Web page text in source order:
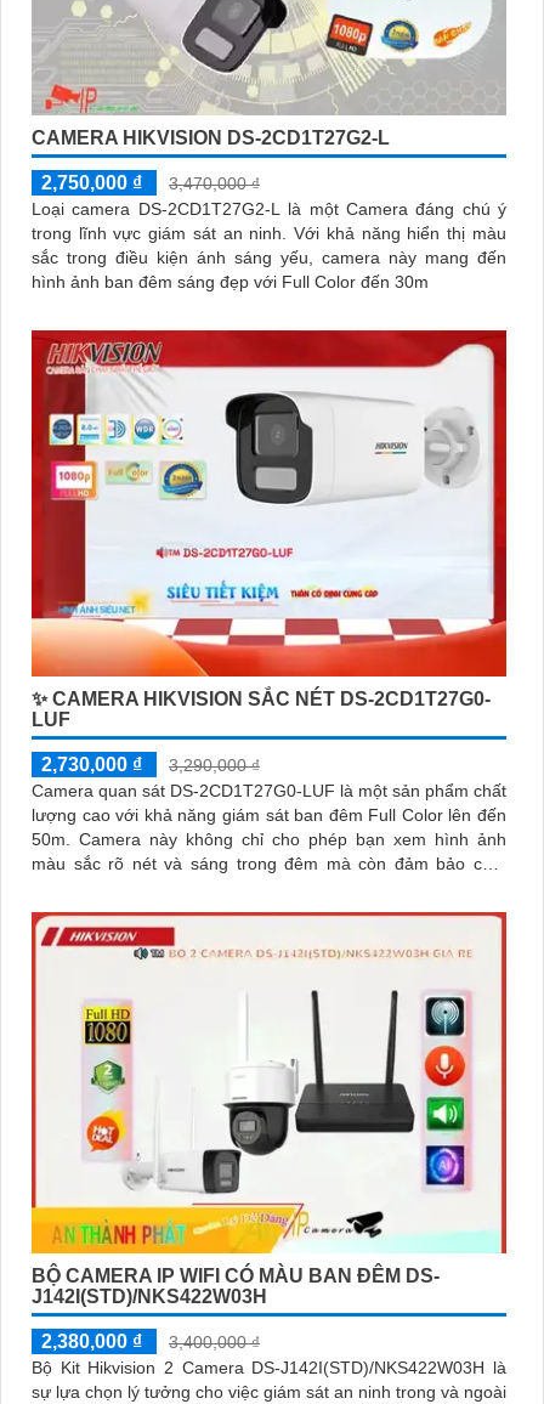
CAMERA HIKVISION DS-2CD1T27G2-L
2,750,000 ₫
3,470,000 ₫
Loại camera DS-2CD1T27G2-L là một Camera đáng chú ý
trong lĩnh vực giám sát an ninh. Với khả năng hiển thị màu
sắc trong điều kiện ánh sáng yếu, camera này mang đến
hình ảnh ban đêm sáng đẹp với Full Color đến 30m
✨ CAMERA HIKVISION SẮC NÉT DS-2CD1T27G0-
LUF
2,730,000 ₫
3,290,000 ₫
Camera quan sát DS-2CD1T27G0-LUF là một sản phẩm chất
lượng cao với khả năng giám sát ban đêm Full Color lên đến
50m. Camera này không chỉ cho phép bạn xem hình ảnh
màu sắc rõ nét và sáng trong đêm mà còn đảm bảo chất
BỘ CAMERA IP WIFI CÓ MÀU BAN ĐÊM DS-
J142I(STD)/NKS422W03H
2,380,000 ₫
3,400,000 ₫
Bộ Kit Hikvision 2 Camera DS-J142I(STD)/NKS422W03H là
sự lựa chọn lý tưởng cho việc giám sát an ninh trong và ngoài